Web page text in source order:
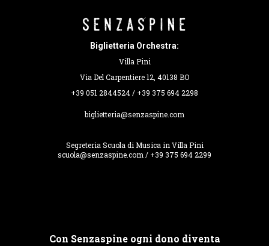
Biglietteria Orchestra:
Villa Pini
Via Del Carpentiere 12, 40138 BO
+39 051 2844524 / +39 375 694 2298
biglietteria@senzaspine.com
Segreteria Scuola di Musica in Villa Pini
scuola@senzaspine.com / +39 375 694 2299
Con Senzaspine ogni dono diventa